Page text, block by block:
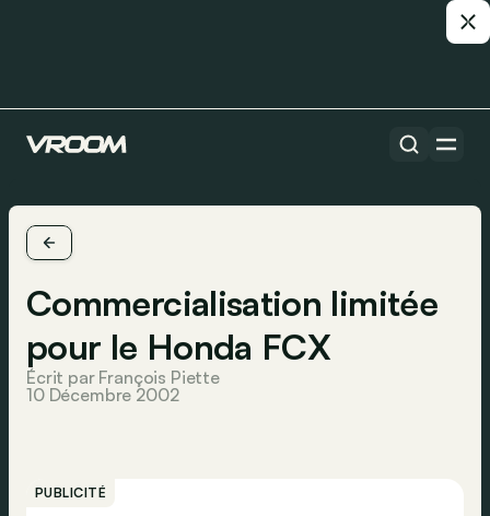
Commercialisation limitée
pour le Honda FCX
Écrit par François Piette
10 Décembre 2002
PUBLICITÉ